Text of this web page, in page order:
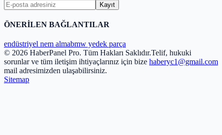
Kayıt
ÖNERİLEN BAĞLANTILAR
endüstriyel nem almabmw yedek parça
© 2026 HaberPanel Pro. Tüm Hakları Saklıdır.Telif, hukuki
sorunlar ve tüm iletişim ihtiyaçlarınız için bize haberyc1@gmail.com
mail adresimizden ulaşabilirsiniz.
Sitemap